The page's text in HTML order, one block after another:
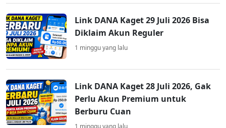
Link DANA Kaget 29 Juli 2026 Bisa
Diklaim Akun Reguler
1 minggu yang lalu
Link DANA Kaget 28 Juli 2026, Gak
Perlu Akun Premium untuk
Berburu Cuan